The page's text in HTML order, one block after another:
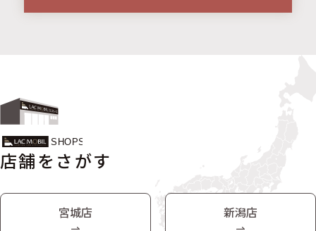
店舗をさがす
宮城店 新潟店